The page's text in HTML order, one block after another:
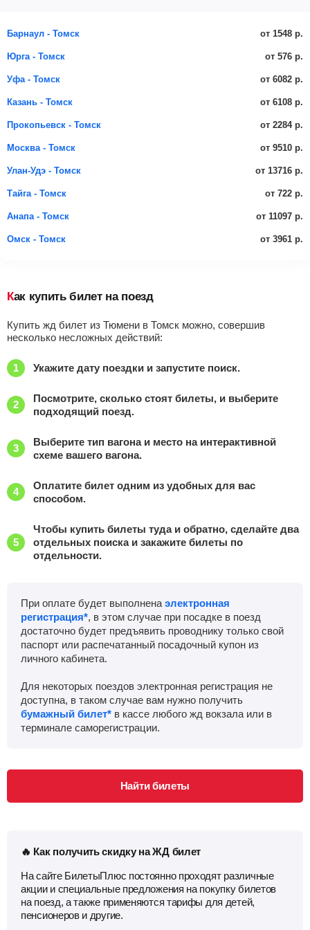
Барнаул - Томск от 1548 р.
Юрга - Томск от 576 р.
Уфа - Томск от 6082 р.
Казань - Томск от 6108 р.
Прокопьевск - Томск от 2284 р.
Москва - Томск от 9510 р.
Улан-Удэ - Томск от 13716 р.
Тайга - Томск от 722 р.
Анапа - Томск от 11097 р.
Омск - Томск от 3961 р.
Как купить билет на поезд
Купить жд билет из Тюмени в Томск можно, совершив
несколько несложных действий:
Укажите дату поездки и запустите поиск.
Посмотрите, сколько стоят билеты, и выберите
подходящий поезд.
Выберите тип вагона и место на интерактивной
схеме вашего вагона.
Оплатите билет одним из удобных для вас
способом.
Чтобы купить билеты туда и обратно, сделайте два
отдельных поиска и закажите билеты по
отдельности.
При оплате будет выполнена электронная
регистрация*, в этом случае при посадке в поезд
достаточно будет предъявить проводнику только свой
паспорт или распечатанный посадочный купон из
личного кабинета.
Для некоторых поездов электронная регистрация не
доступна, в таком случае вам нужно получить
бумажный билет* в кассе любого жд вокзала или в
терминале саморегистрации.
Найти билеты
🔥 Как получить скидку на ЖД билет
На сайте БилетыПлюс постоянно проходят различные
акции и специальные предложения на покупку билетов
на поезд, а также применяются тарифы для детей,
пенсионеров и другие.